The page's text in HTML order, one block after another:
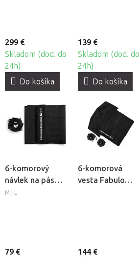
299 €
Skladom (dod. do
24h)
Do košíka
139 €
Skladom (dod. do
24h)
Do košíka
6-komorový
návlek na pás
Fabulo AirGo 6
M | L
79 €
6-komorová
vesta Fabulo
144 €